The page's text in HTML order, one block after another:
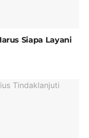
Siapa Layani